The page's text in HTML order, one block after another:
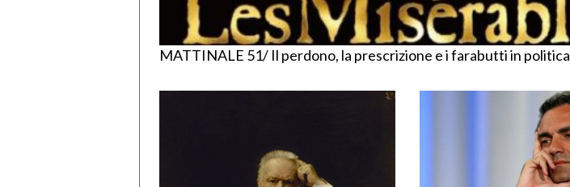
MATTINALE 51/ Il perdono, la prescrizione e i farabutti in politica